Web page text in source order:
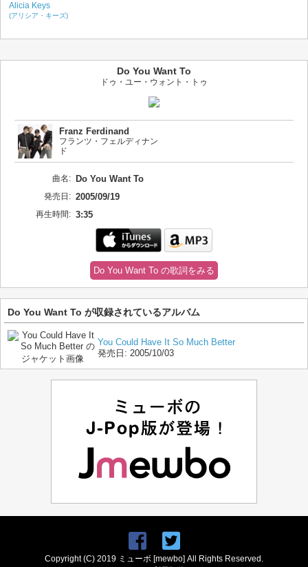
Alicia Keys
(アリシア・キーズ)
Do You Want To
ドゥ・ユー・ウォント・トゥ
Franz Ferdinand
フランツ・フェルディナン
ド
曲名: Do You Want To
発売日: 2005/09/19
再生時間: 3:35
Do You Want To の歌詞をみる
Do You Want To が収録されているアルバム
You Could Have It So Much Better
発売日: 2005/10/03
Copyright (C) 2019 ミューボ [mewbo] All Rights Reserved.